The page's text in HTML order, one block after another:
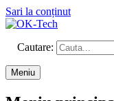
Sari la conținut
Cautare:
Meniu